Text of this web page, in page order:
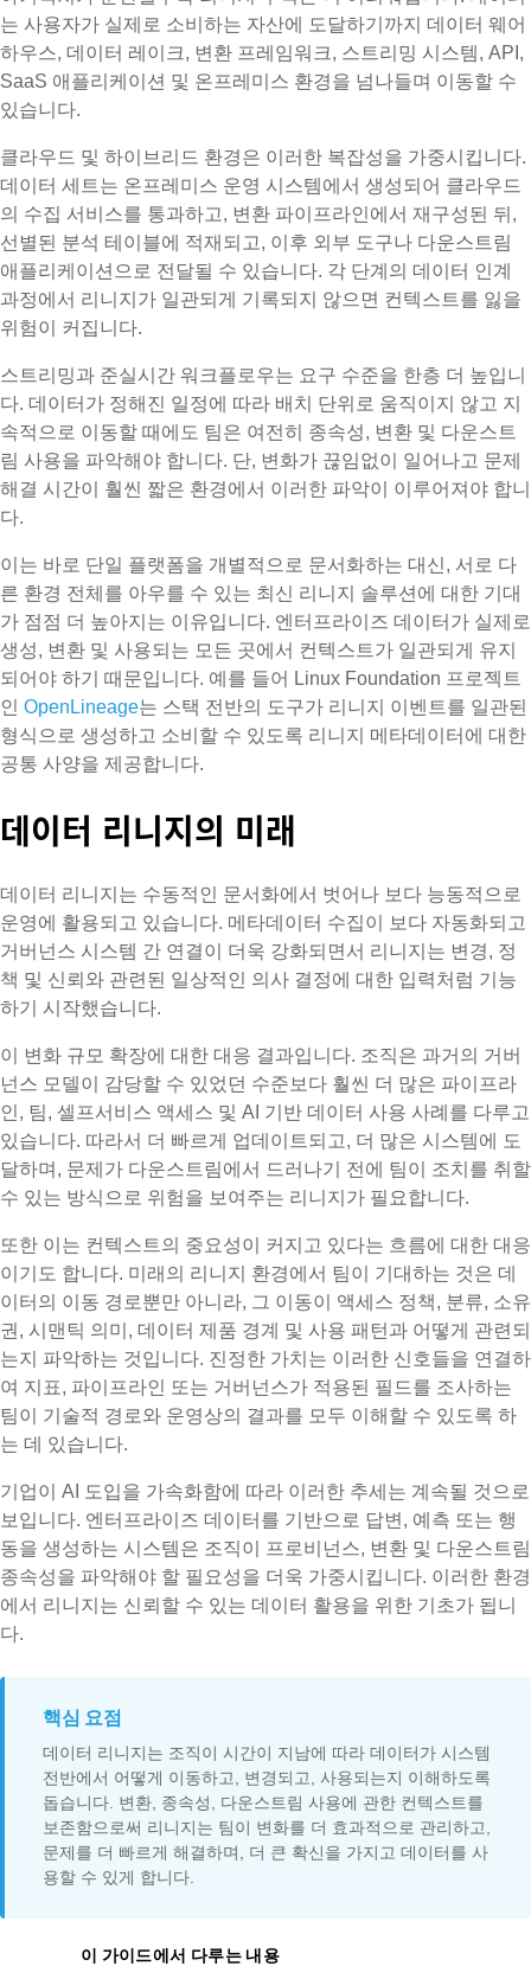
는 사용자가 실제로 소비하는 자산에 도달하기까지 데이터 웨어
하우스, 데이터 레이크, 변환 프레임워크, 스트리밍 시스템, API,
SaaS 애플리케이션 및 온프레미스 환경을 넘나들며 이동할 수
있습니다.
클라우드 및 하이브리드 환경은 이러한 복잡성을 가중시킵니다.
데이터 세트는 온프레미스 운영 시스템에서 생성되어 클라우드
의 수집 서비스를 통과하고, 변환 파이프라인에서 재구성된 뒤,
선별된 분석 테이블에 적재되고, 이후 외부 도구나 다운스트림
애플리케이션으로 전달될 수 있습니다. 각 단계의 데이터 인계
과정에서 리니지가 일관되게 기록되지 않으면 컨텍스트를 잃을
위험이 커집니다.
스트리밍과 준실시간 워크플로우는 요구 수준을 한층 더 높입니
다. 데이터가 정해진 일정에 따라 배치 단위로 움직이지 않고 지
속적으로 이동할 때에도 팀은 여전히 종속성, 변환 및 다운스트
림 사용을 파악해야 합니다. 단, 변화가 끊임없이 일어나고 문제
해결 시간이 훨씬 짧은 환경에서 이러한 파악이 이루어져야 합니
다.
이는 바로 단일 플랫폼을 개별적으로 문서화하는 대신, 서로 다
른 환경 전체를 아우를 수 있는 최신 리니지 솔루션에 대한 기대
가 점점 더 높아지는 이유입니다. 엔터프라이즈 데이터가 실제로
생성, 변환 및 사용되는 모든 곳에서 컨텍스트가 일관되게 유지
되어야 하기 때문입니다. 예를 들어 Linux Foundation 프로젝트
인 OpenLineage는 스택 전반의 도구가 리니지 이벤트를 일관된
형식으로 생성하고 소비할 수 있도록 리니지 메타데이터에 대한
공통 사양을 제공합니다.
데이터 리니지의 미래
데이터 리니지는 수동적인 문서화에서 벗어나 보다 능동적으로
운영에 활용되고 있습니다. 메타데이터 수집이 보다 자동화되고
거버넌스 시스템 간 연결이 더욱 강화되면서 리니지는 변경, 정
책 및 신뢰와 관련된 일상적인 의사 결정에 대한 입력처럼 기능
하기 시작했습니다.
이 변화 규모 확장에 대한 대응 결과입니다. 조직은 과거의 거버
넌스 모델이 감당할 수 있었던 수준보다 훨씬 더 많은 파이프라
인, 팀, 셀프서비스 액세스 및 AI 기반 데이터 사용 사례를 다루고
있습니다. 따라서 더 빠르게 업데이트되고, 더 많은 시스템에 도
달하며, 문제가 다운스트림에서 드러나기 전에 팀이 조치를 취할
수 있는 방식으로 위험을 보여주는 리니지가 필요합니다.
또한 이는 컨텍스트의 중요성이 커지고 있다는 흐름에 대한 대응
이기도 합니다. 미래의 리니지 환경에서 팀이 기대하는 것은 데
이터의 이동 경로뿐만 아니라, 그 이동이 액세스 정책, 분류, 소유
권, 시맨틱 의미, 데이터 제품 경계 및 사용 패턴과 어떻게 관련되
는지 파악하는 것입니다. 진정한 가치는 이러한 신호들을 연결하
여 지표, 파이프라인 또는 거버넌스가 적용된 필드를 조사하는
팀이 기술적 경로와 운영상의 결과를 모두 이해할 수 있도록 하
는 데 있습니다.
기업이 AI 도입을 가속화함에 따라 이러한 추세는 계속될 것으로
보입니다. 엔터프라이즈 데이터를 기반으로 답변, 예측 또는 행
동을 생성하는 시스템은 조직이 프로비넌스, 변환 및 다운스트림
종속성을 파악해야 할 필요성을 더욱 가중시킵니다. 이러한 환경
에서 리니지는 신뢰할 수 있는 데이터 활용을 위한 기초가 됩니
다.
핵심 요점
데이터 리니지는 조직이 시간이 지남에 따라 데이터가 시스템
전반에서 어떻게 이동하고, 변경되고, 사용되는지 이해하도록
돕습니다. 변환, 종속성, 다운스트림 사용에 관한 컨텍스트를
보존함으로써 리니지는 팀이 변화를 더 효과적으로 관리하고,
문제를 더 빠르게 해결하며, 더 큰 확신을 가지고 데이터를 사
용할 수 있게 합니다.
이 가이드에서 다루는 내용